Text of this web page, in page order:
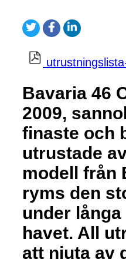
Bavaria 46
2009,
finaste och
utrustade
modell från
ryms den
under
havet. All
att njuta av